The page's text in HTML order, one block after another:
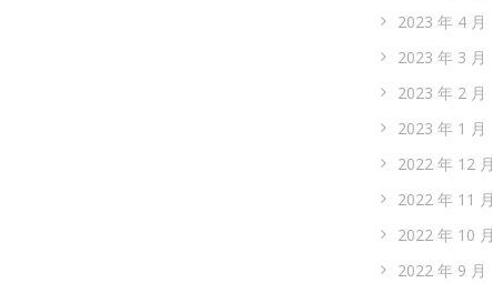
2023 年 4 月
2023 年 3 月
2023 年 2 月
2023 年 1 月
2022 年 12 月
2022 年 11 月
2022 年 10 月
2022 年 9 月